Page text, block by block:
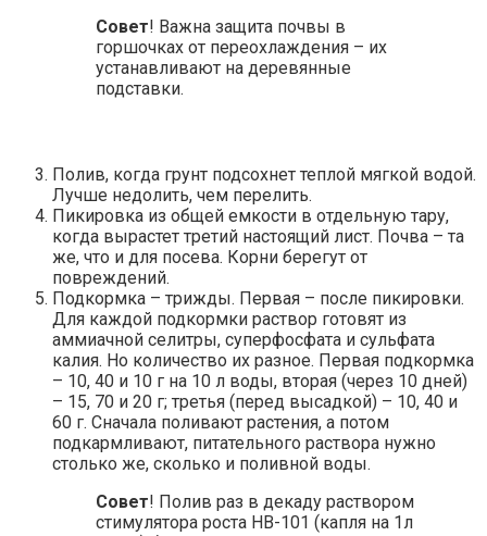
Совет! Важна защита почвы в
горшочках от переохлаждения – их
устанавливают на деревянные
подставки.
Полив, когда грунт подсохнет теплой мягкой водой.
Лучше недолить, чем перелить.
Пикировка из общей емкости в отдельную тару,
когда вырастет третий настоящий лист. Почва – та
же, что и для посева. Корни берегут от
повреждений.
Подкормка – трижды. Первая – после пикировки.
Для каждой подкормки раствор готовят из
аммиачной селитры, суперфосфата и сульфата
калия. Но количество их разное. Первая подкормка
– 10, 40 и 10 г на 10 л воды, вторая (через 10 дней)
– 15, 70 и 20 г; третья (перед высадкой) – 10, 40 и
60 г. Сначала поливают растения, а потом
подкармливают, питательного раствора нужно
столько же, сколько и поливной воды.
Совет! Полив раз в декаду раствором
стимулятора роста НВ-101 (капля на 1л